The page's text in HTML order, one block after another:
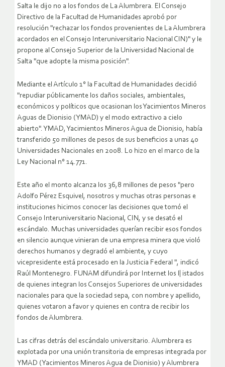
Salta le dijo no a los fondos de La Alumbrera. El Consejo
Directivo de la Facultad de Humanidades aprobó por
resolución "rechazar los fondos provenientes de La Alumbrera
acordados en el Consejo Interuniversitario Nacional CIN)" y le
propone al Consejo Superior de la Universidad Nacional de
Salta "que adopte la misma posición".
Mediante el Artículo 1° la Facultad de Humanidades decidió
"repudiar públicamente los daños sociales, ambientales,
económicos y políticos que ocasionan los Yacimientos Mineros
Aguas de Dionisio (YMAD) y el modo extractivo a cielo
abierto". YMAD, Yacimientos Mineros Agua de Dionisio, había
transferido 50 millones de pesos de sus beneficios a unas 40
Universidades Nacionales en 2008. Lo hizo en el marco de la
Ley Nacional n° 14.771.
Este año el monto alcanza los 36,8 millones de pesos "pero
Adolfo Pérez Esquivel, nosotros y muchas otras personas e
instituciones hicimos conocer las decisiones que tomó el
Consejo Interuniversitario Nacional, CIN, y se desató el
escándalo. Muchas universidades querían recibir esos fondos
en silencio aunque vinieran de una empresa minera que violó
derechos humanos y degradó el ambiente, y cuyo
vicepresidente está procesado en la Justicia Federal ", indicó
Raúl Montenegro. FUNAM difundirá por Internet los l| istados
de quienes integran los Consejos Superiores de universidades
nacionales para que la sociedad sepa, con nombre y apellido,
quienes votaron a favor y quienes en contra de recibir los
fondos de Alumbrera.
Las cifras detrás del escándalo universitario. Alumbrera es
explotada por una unión transitoria de empresas integrada por
YMAD (Yacimientos Mineros Agua de Dionisio) y Alumbrera